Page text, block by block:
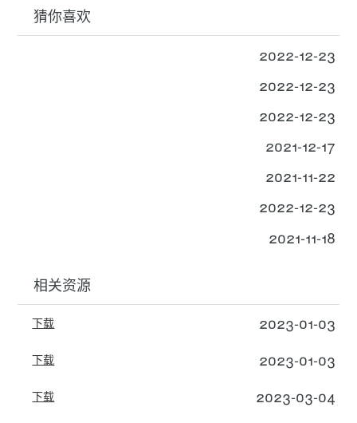
猜你喜欢
2022-12-23
2022-12-23
2022-12-23
2021-12-17
2021-11-22
2022-12-23
2021-11-18
相关资源
下载 2023-01-03
下载 2023-01-03
下载 2023-03-04